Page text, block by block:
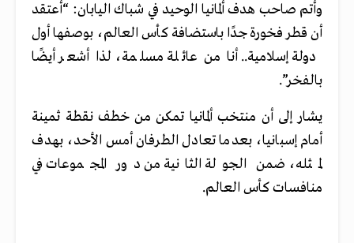
وأتم صاحب هدف ألمانيا الوحيد في شباك اليابان: “أعتقد
أن قطر فخورة جدًا باستضافة كأس العالم، بوصفها أول
دولة إسلامية.. أنا من عائلة مسلمة، لذا أشعر أيضًا
بالفخر”.
يشار إلى أن منتخب ألمانيا تمكن من خطف نقطة ثمينة
أمام إسبانيا، بعدما تعادل الطرفان أمس الأحد، بهدف
لمثله، ضمن الجولة الثانية من دور المجموعات في
منافسات كأس العالم.